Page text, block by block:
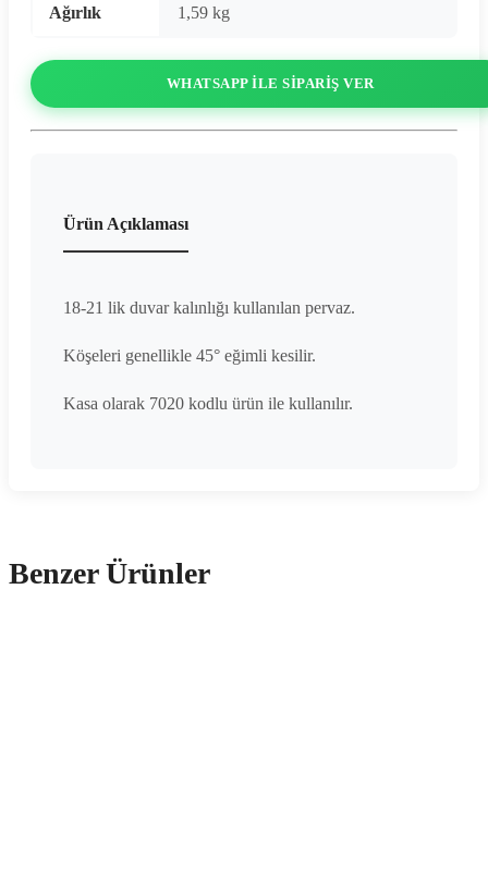
Ağırlık 1,59 kg
WHATSAPP ILE SIPARIŞ VER
Ürün Açıklaması
18-21 lik duvar kalınlığı kullanılan pervaz.
Köşeleri genellikle 45° eğimli kesilir.
Kasa olarak 7020 kodlu ürün ile kullanılır.
Benzer Ürünler